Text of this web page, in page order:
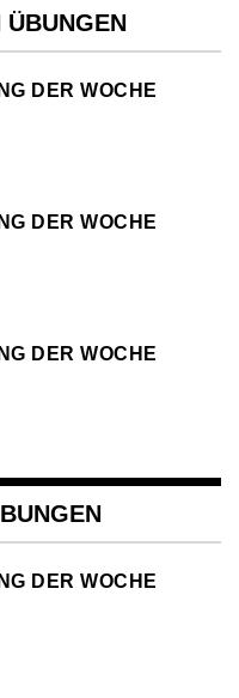
ÜBUNGEN
DER WOCHE (
DER WOCHE (
DER WOCHE (
DER WOCHE (